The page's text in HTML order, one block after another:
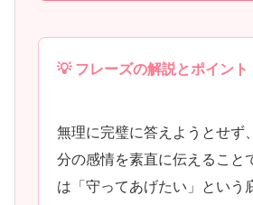
💡 フレーズの解説とポイント
無理に完璧に答えようとせず
分の感情を素直に伝えること
は「守ってあげたい」という